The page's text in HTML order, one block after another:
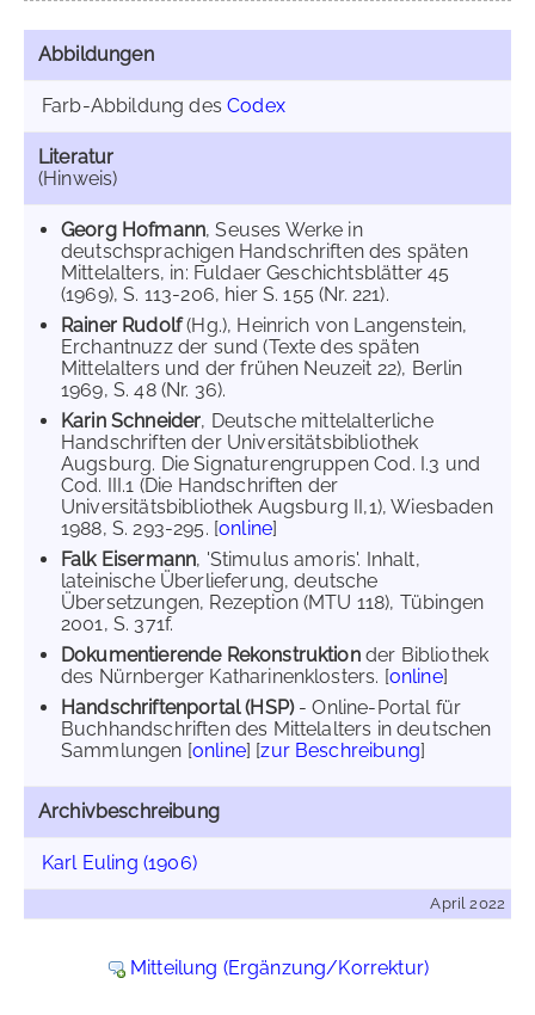
Abbildungen
Farb-Abbildung desCodex
Literatur
(Hinweis)
Georg Hofmann, Seuses Werke in
deutschsprachigen Handschriften des späten
Mittelalters, in: Fuldaer Geschichtsblätter 45
(1969), S. 113-206, hier S. 155 (Nr. 221).
Rainer Rudolf(Hg.), Heinrich von Langenstein,
Erchantnuzz der sund (Texte des späten
Mittelalters und der frühen Neuzeit 22), Berlin
1969, S. 48 (Nr. 36).
Karin Schneider, Deutsche mittelalterliche
Handschriften der Universitätsbibliothek
Augsburg. Die Signaturengruppen Cod. I.3 und
Cod. III.1 (Die Handschriften der
Universitätsbibliothek Augsburg II,1), Wiesbaden
1988, S. 293-295. [online]
Falk Eisermann, 'Stimulus amoris'. Inhalt,
lateinische Überlieferung, deutsche
Übersetzungen, Rezeption (MTU 118), Tübingen
2001, S. 371f.
Dokumentierende Rekonstruktion der Bibliothek
des Nürnberger Katharinenklosters. [online]
Handschriftenportal (HSP)- Online-Portal für
Buchhandschriften des Mittelalters in deutschen
Sammlungen [online] [zur Beschreibung]
Archivbeschreibung
Karl Euling (1906)
April 2022
Mitteilung (Ergänzung/Korrektur)